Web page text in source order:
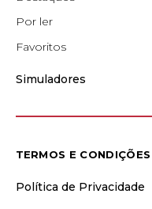
Por ler
Favoritos
Simuladores
TERMOS E CONDIÇÕES
Política de Privacidade